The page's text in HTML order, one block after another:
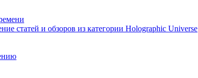
статей и обзоров из категории Holographic Universe